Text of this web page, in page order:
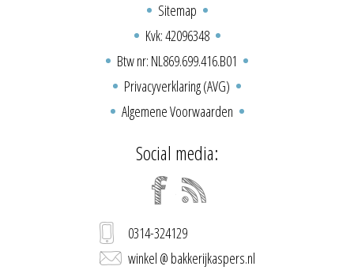
Sitemap
Kvk: 42096348
Btw nr: NL869.699.416.B01
Privacyverklaring (AVG)
Algemene Voorwaarden
Social media:
0314-324129
winkel @ bakkerijkaspers.nl